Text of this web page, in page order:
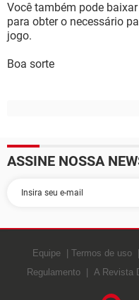
Você também pode
para obter o necessário
jogo.
Boa sorte
ASSINE NOSSA
Equipe Termos de uso
Regulamento
A Revista